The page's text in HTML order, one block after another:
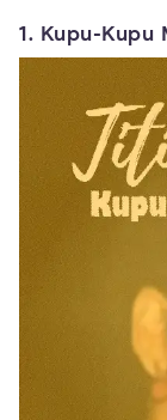
1. Kupu-Kupu